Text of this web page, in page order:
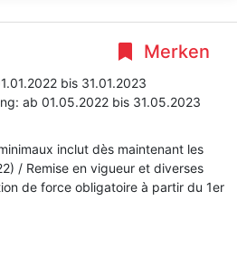
Merken
bis 31.01.2023
ab 01.05.2022 bis 31.05.2023
inclut dès maintenant les
/ Remise en vigueur et diverses
de force obligatoire à partir du 1er